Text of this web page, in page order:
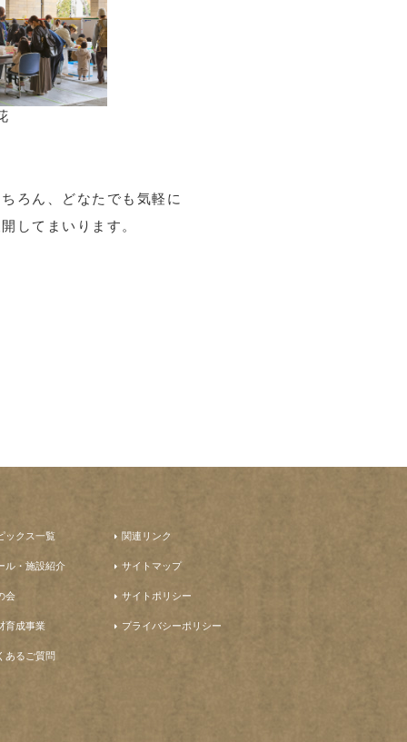
ろん、どなたでも気軽に
してまいります。
ックス一覧
ル・施設紹介
会
育成事業
あるご質問
関連リンク
サイトマップ
サイトポリシー
プライバシーポリシー